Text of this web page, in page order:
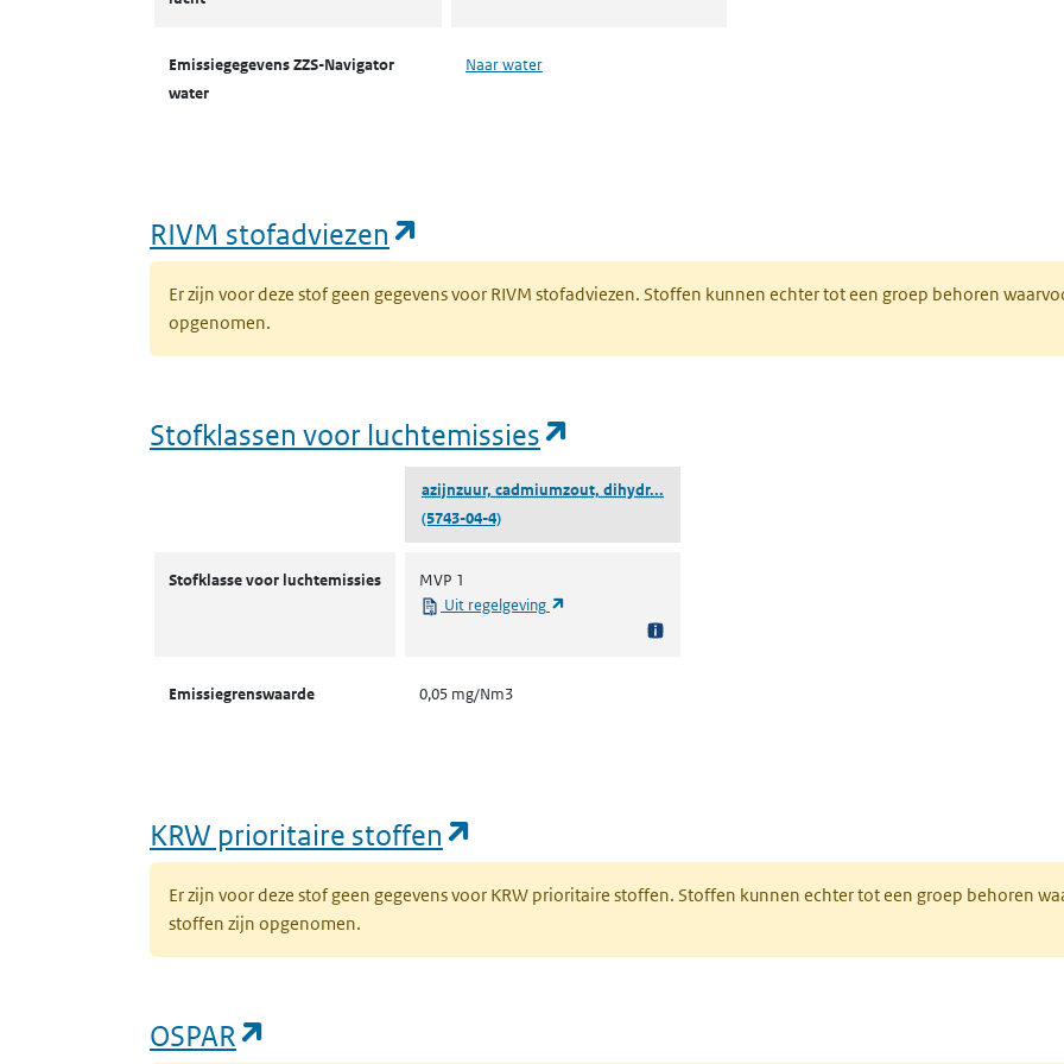
Emissiegegevens ZZS-Navigator
water
Naar water
RIVM stofadviezen
Er zijn voor deze stof geen gegevens voor RIVM stofadviezen. Stoffen kunnen echter tot een groep behoren
opgenomen.
Stofklassen voor luchtemissies
azijnzuur, cadmiumzout, dihydr...
(5743-04-4)
Stofklasse voor luchtemissies
MVP 1
Uit regelgeving
Emissiegrenswaarde 0,05 mg/Nm3
KRW prioritaire stoffen
Er zijn voor deze stof geen gegevens voor KRW prioritaire stoffen. Stoffen kunnen echter tot een groep behoren
stoffen zijn opgenomen.
OSPAR